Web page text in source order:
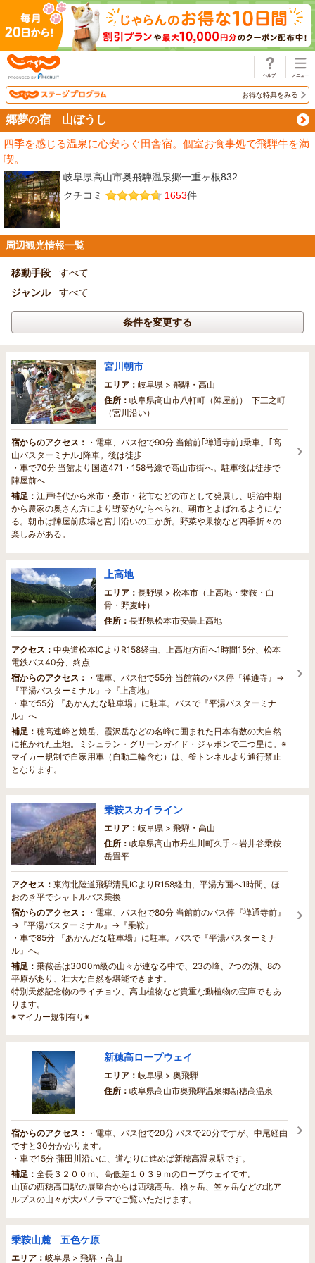
お得な特典をみる
郷夢の宿 山ぼうし
四季を感じる温泉に心安らぐ田舎宿。個室お食事処で飛騨牛を満
喫。
岐阜県高山市奥飛騨温泉郷一重ヶ根832
クチコミ
1653件
周辺観光情報一覧
移動手段
すべて
ジャンル
すべて
条件を変更する
宮川朝市
エリア： 岐阜県 > 飛騨・高山
住所： 岐阜県高山市八軒町（陣屋前）･下三之町
（宮川沿い）
宿からのアクセス： ・電車、バス他で90分 当館前｢禅通寺前｣乗車。｢高
山バスターミナル｣降車。後は徒歩
・車で70分 当館より国道471・158号線で高山市街へ。駐車後は徒歩で
陣屋前へ
補足： 江戸時代から米市・桑市・花市などの市として発展し、明治中期
から農家の奥さん方により野菜がならべられ、朝市とよばれるようにな
る。朝市は陣屋前広場と宮川沿いの二か所。野菜や果物など四季折々の
楽しみがある。
上高地
エリア： 長野県 > 松本市（上高地・乗鞍・白
骨・野麦峠）
住所： 長野県松本市安曇上高地
アクセス： 中央道松本ICよりR158経由、上高地方面へ1時間15分、松本
電鉄バス40分、終点
宿からのアクセス： ・電車、バス他で55分 当館前のバス停『禅通寺』→
『平湯バスターミナル』→『上高地』
・車で55分 『あかんだな駐車場』に駐車。バスで『平湯バスターミナ
ル』へ
補足： 穂高連峰と焼岳、霞沢岳などの名峰に囲まれた日本有数の大自然
に抱かれた土地。ミシュラン・グリーンガイド・ジャポンで二つ星に。※
マイカー規制で自家用車（自動二輪含む）は、釜トンネルより通行禁止
となります。
乗鞍スカイライン
エリア： 岐阜県 > 飛騨・高山
住所： 岐阜県高山市丹生川町久手～岩井谷乗鞍
岳畳平
アクセス： 東海北陸道飛騨清見ICよりR158経由、平湯方面へ1時間、ほ
おのき平でシャトルバス乗換
宿からのアクセス： ・電車、バス他で80分 当館前のバス停『禅通寺前』
→『平湯バスターミナル』→『乗鞍』
・車で85分 『あかんだな駐車場』に駐車。バスで『平湯バスターミナ
ル』へ。
補足： 乗鞍岳は3000m級の山々が連なる中で、23の峰、7つの湖、8の
平原があり、壮大な自然を堪能できます。
特別天然記念物のライチョウ、高山植物など貴重な動植物の宝庫でもあ
ります。
※マイカー規制有り※
新穂高ロープウェイ
エリア： 岐阜県 > 奥飛騨
住所： 岐阜県高山市奥飛騨温泉郷新穂高温泉
宿からのアクセス： ・電車、バス他で20分 バスで20分ですが、中尾経由
ですと30分かかります。
・車で15分 蒲田川沿いに、道なりに進めば新穂高温泉駅です。
補足： 全長３２００ｍ、高低差１０３９ｍのロープウェイです。
山頂の西穂高口駅の展望台からは西穂高岳、槍ヶ岳、笠ヶ岳などの北ア
ルプスの山々が大パノラマでご覧いただけます。
乗鞍山麓 五色ケ原
エリア： 岐阜県 > 飛騨・高山